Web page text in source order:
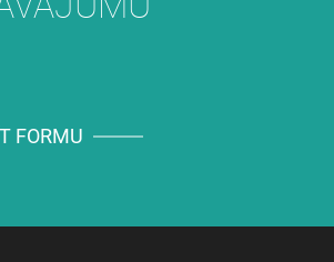
FORMU